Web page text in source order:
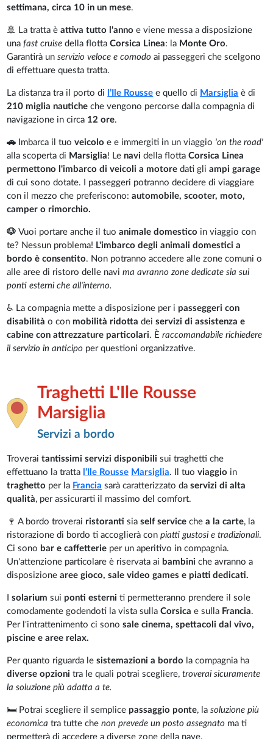
settimana, circa 10 in un mese.
🚢 La tratta èattiva tutto l'anno e viene messa a disposizione
unafast cruise della flottaCorsica Linea: la Monte Oro.
Garantirà un servizio veloce e comodo ai passeggeri che scelgono
di effettuare questa tratta.
La distanza tra il porto di l’Ile Rousse e quello di Marsiglia è di
210 miglia nautiche che vengono percorse dalla compagnia di
navigazione in circa 12 ore.
🚗 Imbarca il tuo veicolo e e immergiti in un viaggio 'on the road'
alla scoperta di Marsiglia! Le navi della flottaCorsica Linea
permettono l'imbarco di veicoli a motore dati gliampi garage
di cui sono dotate. I passeggeri potranno decidere di viaggiare
con il mezzo che preferiscono:automobile, scooter, moto,
camper o rimorchio.
🐶Vuoi portare anche il tuoanimale domestico in viaggio con
te? Nessun problema! L'imbarco degli animali domestici a
bordo è consentito. Non potranno accedere alle zone comuni o
alle aree di ristoro delle navima avranno zone dedicate sia sui
ponti esterni che all'interno.
♿ La compagnia mette a disposizione per i passeggeri con
disabilità o con mobilità ridotta dei servizi di assistenza e
cabine con attrezzature particolari. Èraccomandabile richiedere
il servizio in anticipo per questioni organizzative.
Traghetti L'Ile Rousse
Marsiglia
Servizi a bordo
Troverai tantissimi servizi disponibili sui traghetti che
effettuano la tratta l’Ile Rousse Marsiglia. Il tuoviaggio in
traghetto per la Francia sarà caratterizzato daservizi di alta
qualità, per assicurarti il massimo del comfort.
🍷 A bordo troverai ristoranti siaself service chea la carte, la
ristorazione di bordo ti accoglierà conpiatti gustosi e tradizionali.
Ci sono bar e caffetterie per un aperitivo in compagnia.
Un'attenzione particolare è riservata ai bambini che avranno a
disposizionearee gioco, sale video games e piatti dedicati.
Isolarium sui ponti esterni ti permetteranno prendere il sole
comodamente godendoti la vista sulla Corsica e sulla Francia.
Per l'intrattenimento ci sonosale cinema, spettacoli dal vivo,
piscine e aree relax.
Per quanto riguarda lesistemazioni a bordo la compagnia ha
diverse opzioni tra le quali potrai scegliere,troverai sicuramente
la soluzione più adatta a te.
🛏️ Potrai scegliere il semplice passaggio ponte, lasoluzione più
economica tra tutte chenon prevede un posto assegnato ma ti
permetterà di accedere a diverse zone della nave.